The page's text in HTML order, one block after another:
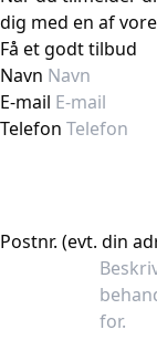
dig med en af
Få et godt tilbud
Navn
E-mail
Telefon
Postnr. (evt. din